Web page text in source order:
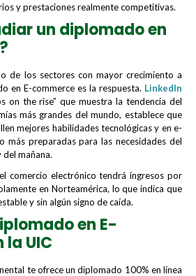
y prestaciones realmente competitivas.
un diplomado en
de los sectores con mayor crecimiento a
en E-commerce es la respuesta. LinkedIn
on the rise” que muestra la tendencia del
más grandes del mundo, establece que
mejores habilidades tecnológicas y en e-
más preparadas para las necesidades del
mañana.
comercio electrónico tendrá ingresos por
en Norteamérica, lo que indica que
y sin algún signo de caída.
en E-
la UIC
te ofrece un diplomado 100% en línea